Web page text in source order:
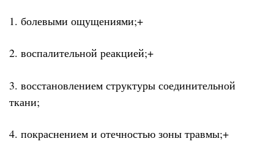
1. болевыми ощущениями;+
2. воспалительной реакцией;+
3. восстановлением структуры соединительной
ткани;
4. покраснением и отечностью зоны травмы;+